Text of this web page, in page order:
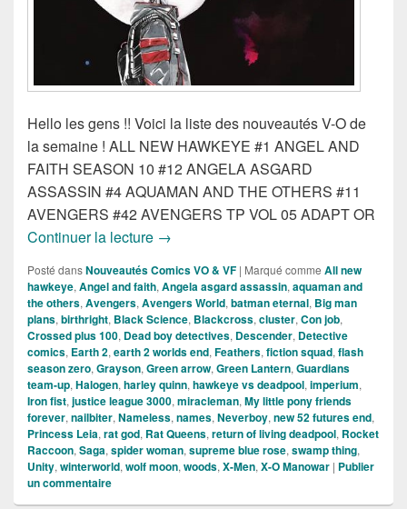
Hello les gens !! Voici la liste des nouveautés V-O de
la semaine ! ALL NEW HAWKEYE #1 ANGEL AND
FAITH SEASON 10 #12 ANGELA ASGARD
ASSASSIN #4 AQUAMAN AND THE OTHERS #11
AVENGERS #42 AVENGERS TP VOL 05 ADAPT OR
Continuer la lecture Sorties des comics VO du 4 Mars
→
Posté dansNouveautés Comics VO & VF | Marqué comme All new
hawkeye, Angel and faith, Angela asgard assassin, aquaman and
the others, Avengers, Avengers World, batman eternal, Big man
plans, birthright, Black Science, Blackcross, cluster, Con job,
Crossed plus 100, Dead boy detectives, Descender, Detective
comics, Earth 2, earth 2 worlds end, Feathers, fiction squad, flash
season zero, Grayson, Green arrow, Green Lantern, Guardians
team-up, Halogen, harley quinn, hawkeye vs deadpool, imperium,
Iron fist, justice league 3000, miracleman, My little pony friends
forever, nailbiter, Nameless, names, Neverboy, new 52 futures end,
Princess Leia, rat god, Rat Queens, return of living deadpool, Rocket
Raccoon, Saga, spider woman, supreme blue rose, swamp thing,
Unity, winterworld, wolf moon, woods, X-Men, X-O Manowar | Publier
un commentaire